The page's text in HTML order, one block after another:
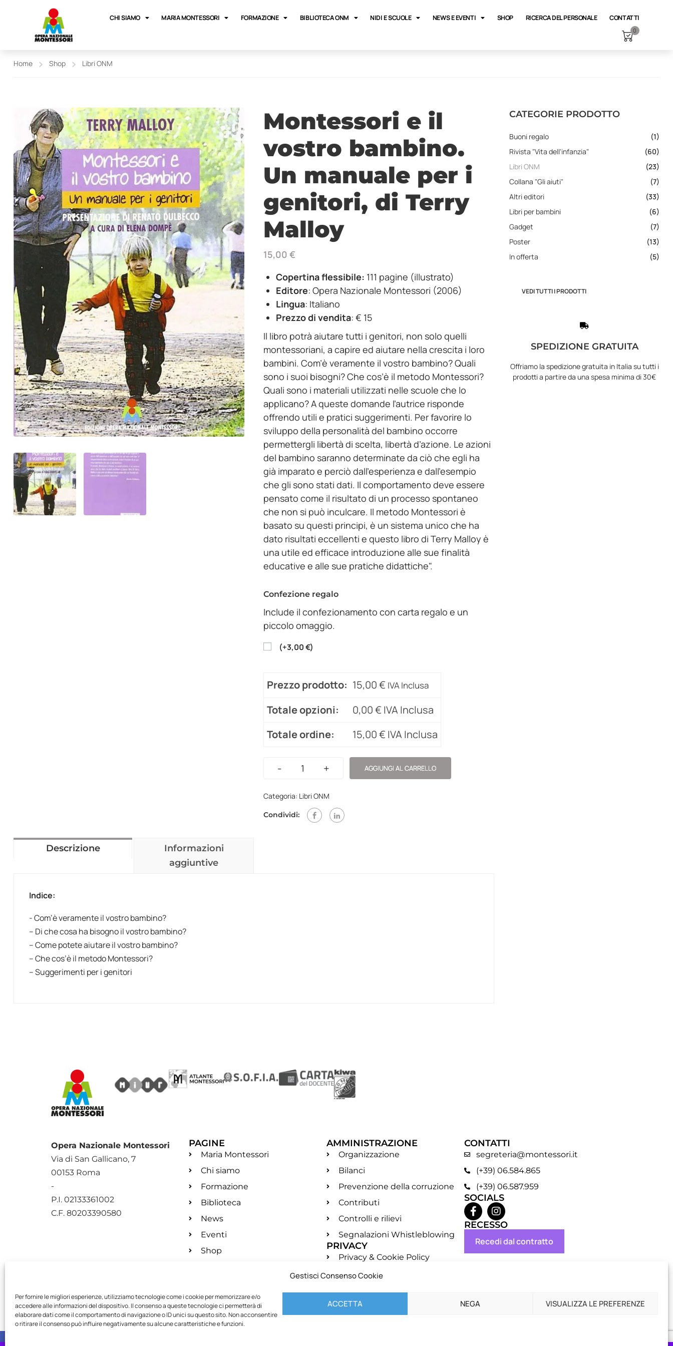
Gestisci Consenso Cookie
Per fornire le migliori esperienze, utilizziamo tecnologie come i cookie per memorizzare e/o
accedere alle informazioni del dispositivo. Il consenso a queste tecnologie ci permetterà di
elaborare dati come il comportamento di navigazione o ID unici su questo sito. Non acconsentire
o ritirare il consenso può influire negativamente su alcune caratteristiche e funzioni.
ACCETTA NEGA VISUALIZZA LE PREFERENZE
CHI SIAMO MARIA MONTESSORI FORMAZIONE BIBLIOTECA ONM NIDI E SCUOLE NEWS E EVENTI SHOP RICERCA DEL PERSONALE CONTATTI
0
Home Shop Libri ONM
Montessori e il
vostro bambino.
Un manuale per i
genitori, di Terry
Malloy
15,00€
Copertina flessibile: 111 pagine (illustrato)
Editore: Opera Nazionale Montessori (2006)
Lingua: Italiano
Prezzo di vendita: € 15
Il libro potrà aiutare tutti i genitori, non solo quelli
montessoriani, a capire ed aiutare nella crescita i loro
bambini. Com’è veramente il vostro bambino? Quali
sono i suoi bisogni? Che cos’è il metodo Montessori?
Quali sono i materiali utilizzati nelle scuole che lo
applicano? A queste domande l’autrice risponde
offrendo utili e pratici suggerimenti. Per favorire lo
sviluppo della personalità del bambino occorre
permettergli libertà di scelta, libertà d’azione. Le azioni
del bambino saranno determinate da ciò che egli ha
già imparato e perciò dall’esperienza e dall’esempio
che gli sono stati dati. Il comportamento deve essere
pensato come il risultato di un processo spontaneo
che non si può inculcare. Il metodo Montessori è
basato su questi principi, è un sistema unico che ha
dato risultati eccellenti e questo libro di Terry Malloy è
una utile ed efficace introduzione alle sue finalità
educative e alle sue pratiche didattiche".
Confezione regalo
Include il confezionamento con carta regalo e un
piccolo omaggio.
(+3,00€)
Prezzo prodotto: 15,00€ IVA Inclusa
Totale opzioni: 0,00€ IVA Inclusa
Totale ordine:
15,00€ IVA Inclusa
- + AGGIUNGI AL CARRELLO
Categoria: Libri ONM
Condividi:
Descrizione
Informazioni
aggiuntive
Indice:
- Com’è veramente il vostro bambino?
– Di che cosa ha bisogno il vostro bambino?
– Come potete aiutare il vostro bambino?
– Che cos’è il metodo Montessori?
– Suggerimenti per i genitori
CATEGORIE PRODOTTO
Buoni regalo
(1)
Rivista "Vita dell'infanzia"
(60)
Libri ONM
(23)
Collana "Gli aiuti"
(7)
Altri editori
(33)
Libri per bambini
(6)
Gadget
(7)
Poster
(13)
In offerta
(5)
VEDI TUTTI I PRODOTTI
SPEDIZIONE GRATUITA
Offriamo la spedizione gratuita in Italia su tutti i
prodotti a partire da una spesa minima di 30€
Opera Nazionale Montessori
Via di San Gallicano, 7
00153 Roma
-
P.I. 02133361002
C.F. 80203390580
PAGINE
Maria Montessori
Chi siamo
Formazione
Biblioteca
News
Eventi
Shop
AMMINISTRAZIONE
Organizzazione
Bilanci
Prevenzione della corruzione
Contributi
Controlli e rilievi
Segnalazioni Whistleblowing
PRIVACY
Privacy & Cookie Policy
Condizioni e termini d'uso
CONTATTI
segreteria@montessori.it
(+39) 06.584.865
(+39) 06.587.959
SOCIALS
RECESSO
Recedi dal contratto